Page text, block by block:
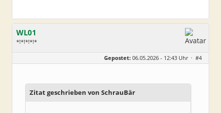
WL01
*!*!*!*!*
Beiträge:
539
Gepostet: 06.05.2026 - 12:43 Uhr · #4
Zitat geschrieben von SchrauBär